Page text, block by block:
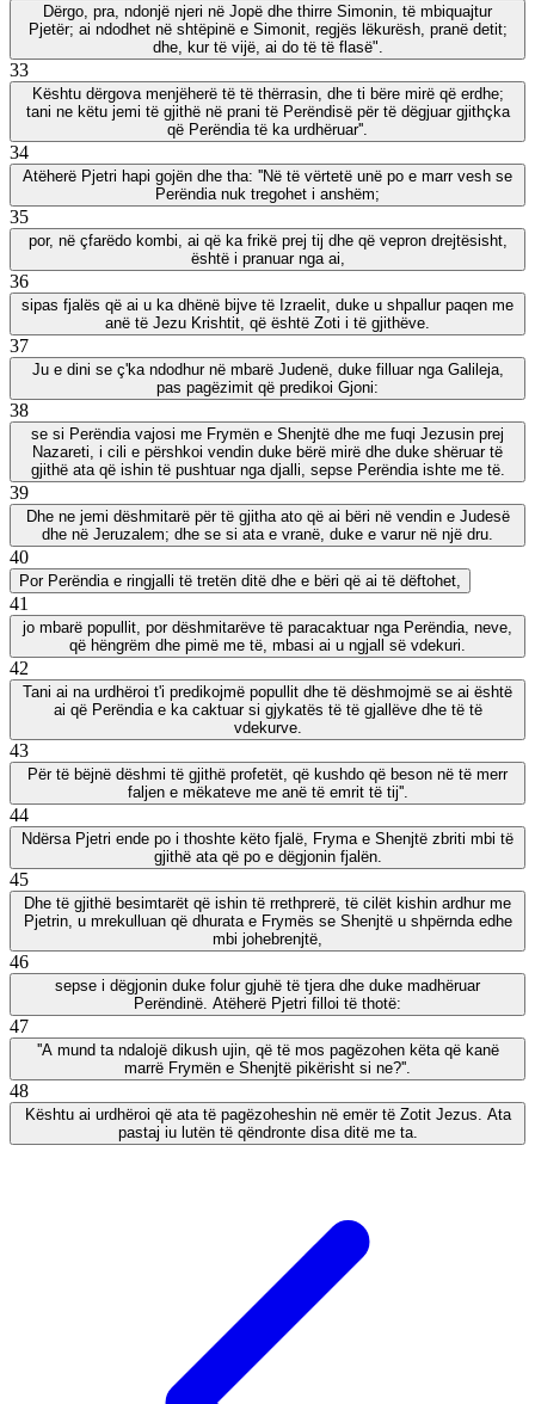
Dërgo, pra, ndonjë njeri në Jopë dhe thirre Simonin, të mbiquajtur
Pjetër; ai ndodhet në shtëpinë e Simonit, regjës lëkurësh, pranë detit;
dhe, kur të vijë, ai do të të flasë".
33
Kështu dërgova menjëherë të të thërrasin, dhe ti bëre mirë që erdhe;
tani ne këtu jemi të gjithë në prani të Perëndisë për të dëgjuar gjithçka
që Perëndia të ka urdhëruar''.
34
Atëherë Pjetri hapi gojën dhe tha: ''Në të vërtetë unë po e marr vesh se
Perëndia nuk tregohet i anshëm;
35
por, në çfarëdo kombi, ai që ka frikë prej tij dhe që vepron drejtësisht,
është i pranuar nga ai,
36
sipas fjalës që ai u ka dhënë bijve të Izraelit, duke u shpallur paqen me
anë të Jezu Krishtit, që është Zoti i të gjithëve.
37
Ju e dini se ç'ka ndodhur në mbarë Judenë, duke filluar nga Galileja,
pas pagëzimit që predikoi Gjoni:
38
se si Perëndia vajosi me Frymën e Shenjtë dhe me fuqi Jezusin prej
Nazareti, i cili e përshkoi vendin duke bërë mirë dhe duke shëruar të
gjithë ata që ishin të pushtuar nga djalli, sepse Perëndia ishte me të.
39
Dhe ne jemi dëshmitarë për të gjitha ato që ai bëri në vendin e Judesë
dhe në Jeruzalem; dhe se si ata e vranë, duke e varur në një dru.
40
Por Perëndia e ringjalli të tretën ditë dhe e bëri që ai të dëftohet,
41
jo mbarë popullit, por dëshmitarëve të paracaktuar nga Perëndia, neve,
që hëngrëm dhe pimë me të, mbasi ai u ngjall së vdekuri.
42
Tani ai na urdhëroi t'i predikojmë popullit dhe të dëshmojmë se ai është
ai që Perëndia e ka caktuar si gjykatës të të gjallëve dhe të të
vdekurve.
43
Për të bëjnë dëshmi të gjithë profetët, që kushdo që beson në të merr
faljen e mëkateve me anë të emrit të tij''.
44
Ndërsa Pjetri ende po i thoshte këto fjalë, Fryma e Shenjtë zbriti mbi të
gjithë ata që po e dëgjonin fjalën.
45
Dhe të gjithë besimtarët që ishin të rrethprerë, të cilët kishin ardhur me
Pjetrin, u mrekulluan që dhurata e Frymës se Shenjtë u shpërnda edhe
mbi johebrenjtë,
46
sepse i dëgjonin duke folur gjuhë të tjera dhe duke madhëruar
Perëndinë. Atëherë Pjetri filloi të thotë:
47
''A mund ta ndalojë dikush ujin, që të mos pagëzohen këta që kanë
marrë Frymën e Shenjtë pikërisht si ne?''.
48
Kështu ai urdhëroi që ata të pagëzoheshin në emër të Zotit Jezus. Ata
pastaj iu lutën të qëndronte disa ditë me ta.